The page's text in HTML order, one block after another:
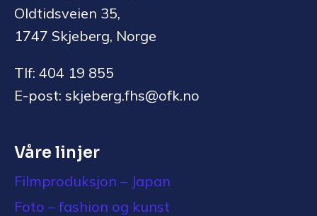
Oldtidsveien 35,
1747 Skjeberg, Norge
Tlf: 404 19 855
E-post: skjeberg.fhs@ofk.no
Våre linjer
Filmproduksjon – Japan
Foto – fashion og kunst